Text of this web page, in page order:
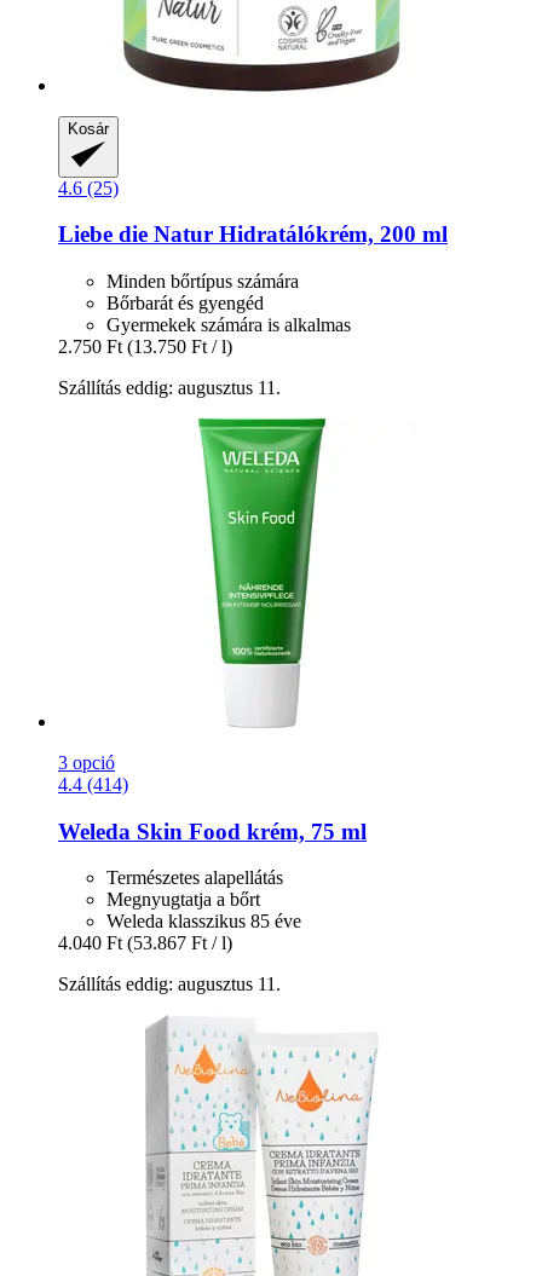
Kosár
4.6 (25)
Liebe die Natur Hidratálókrém, 200 ml
Minden bőrtípus számára
Bőrbarát és gyengéd
Gyermekek számára is alkalmas
2.750 Ft (13.750 Ft / l)
Szállítás eddig: augusztus 11.
3 opció
4.4 (414)
Weleda Skin Food krém, 75 ml
Természetes alapellátás
Megnyugtatja a bőrt
Weleda klasszikus 85 éve
4.040 Ft (53.867 Ft / l)
Szállítás eddig: augusztus 11.